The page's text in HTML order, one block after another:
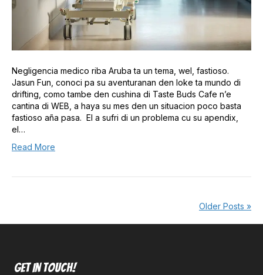
Negligencia medico riba Aruba ta un tema, wel, fastioso.
Jasun Fun, conoci pa su aventuranan den loke ta mundo di
drifting, como tambe den cushina di Taste Buds Cafe n’e
cantina di WEB, a haya su mes den un situacion poco basta
fastioso aña pasa. El a sufri di un problema cu su apendix,
el…
Read More
Older Posts »
Get In Touch!